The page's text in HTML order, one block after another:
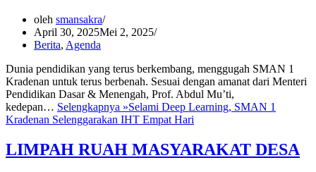
oleh smansakra
April 30, 2025Mei 2, 2025
Berita, Agenda
Dunia pendidikan yang terus berkembang, menggugah SMAN 1
Kradenan untuk terus berbenah. Sesuai dengan amanat dari Menteri
Pendidikan Dasar & Menengah, Prof. Abdul Mu’ti,
kedepan… Selengkapnya »Selami Deep Learning, SMAN 1
Kradenan Selenggarakan IHT Empat Hari
LIMPAH RUAH MASYARAKAT DESA